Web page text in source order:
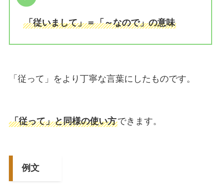
「従いまして」＝「～なので」の意味
「従って」をより丁寧な言葉にしたものです。
「従って」と同様の使い方できます。
例文